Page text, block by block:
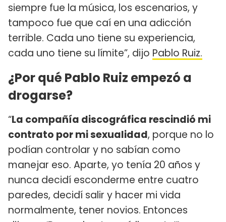
siempre fue la música, los escenarios, y
tampoco fue que caí en una adicción
terrible. Cada uno tiene su experiencia,
cada uno tiene su límite”, dijo Pablo Ruiz.
¿Por qué Pablo Ruiz empezó a
drogarse?
“La compañía discográfica rescindió mi
contrato por mi sexualidad, porque no lo
podían controlar y no sabían como
manejar eso. Aparte, yo tenía 20 años y
nunca decidí esconderme entre cuatro
paredes, decidí salir y hacer mi vida
normalmente, tener novios. Entonces